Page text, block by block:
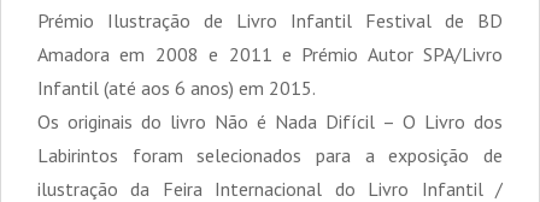
Prémio Ilustração de Livro Infantil Festival de BD
Amadora em 2008 e 2011 e Prémio Autor SPA/Livro
Infantil (até aos 6 anos) em 2015.
Os originais do livro Não é Nada Difícil – O Livro dos
Labirintos foram selecionados para a exposição de
ilustração da Feira Internacional do Livro Infantil /